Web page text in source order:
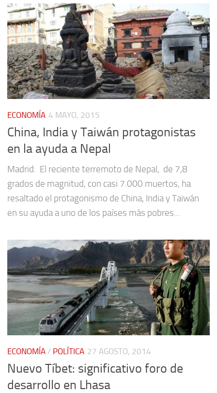
ECONOMÍA 4 MAYO, 2015
China, India y Taiwán protagonistas
en la ayuda a Nepal
Madrid. El reciente terremoto de Nepal, de 7,8
grados de magnitud, con casi 7.000 muertos, ha
resaltado el protagonismo de China, India y Taiwán
en su ayuda a uno de los países más pobres...
ECONOMÍA / POLÍTICA 27 AGOSTO, 2014
Nuevo Tíbet: significativo foro de
desarrollo en Lhasa